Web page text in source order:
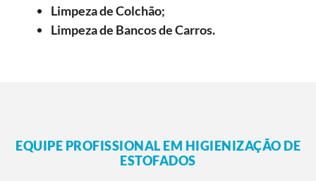
Limpeza de Colchão;
Limpeza de Bancos de Carros.
EQUIPE PROFISSIONAL EM HIGIENIZAÇÃO DE
ESTOFADOS